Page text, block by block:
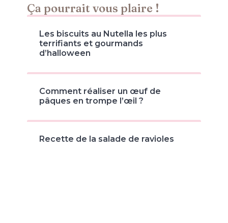
Ça pourrait vous plaire !
Les biscuits au Nutella les plus
terrifiants et gourmands
d’halloween
Comment réaliser un œuf de
pâques en trompe l’œil ?
Recette de la salade de ravioles